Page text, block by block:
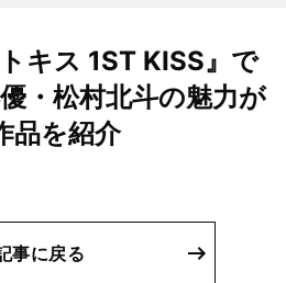
キス 1ST KISS』で
・松村北斗の魅力が
品を紹介
事に戻る